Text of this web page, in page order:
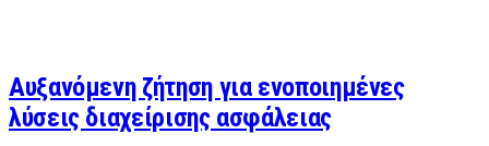
Αυξανόμενη ζήτηση για ενοποιημένες
λύσεις διαχείρισης ασφάλειας